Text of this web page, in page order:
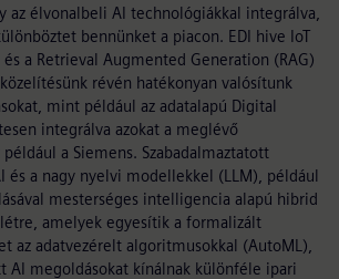
az élvonalbeli AI technológiákkal integrálva,
bennünket a piacon. EDI hive IoT
a Retrieval Augmented Generation (RAG)
révén hatékonyan valósítunk
mint például az adatalapú Digital
integrálva azokat a meglévő
a Siemens. Szabadalmaztatott
és a nagy nyelvi modellekkel (LLM), például
mesterséges intelligencia alapú hibrid
amelyek egyesítik a formalizált
az adatvezérelt algoritmusokkal (AutoML),
AI megoldásokat kínálnak különféle ipari